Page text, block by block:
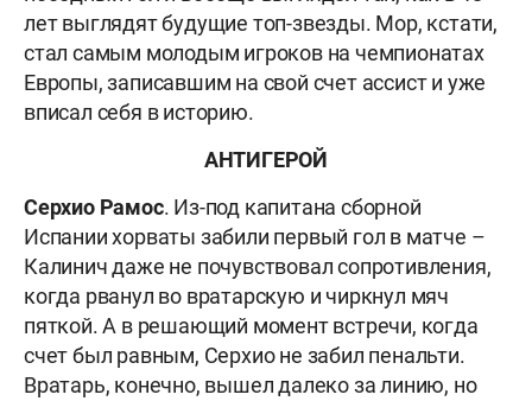
лет выглядят будущие топ-звезды. Мор, кстати,
стал самым молодым игроков на чемпионатах
Европы, записавшим на свой счет ассист и уже
вписал себя в историю.
АНТИГЕРОЙ
Серхио Рамос. Из-под капитана сборной
Испании хорваты забили первый гол в матче –
Калинич даже не почувствовал сопротивления,
когда рванул во вратарскую и чиркнул мяч
пяткой. А в решающий момент встречи, когда
счет был равным, Серхио не забил пенальти.
Вратарь, конечно, вышел далеко за линию, но